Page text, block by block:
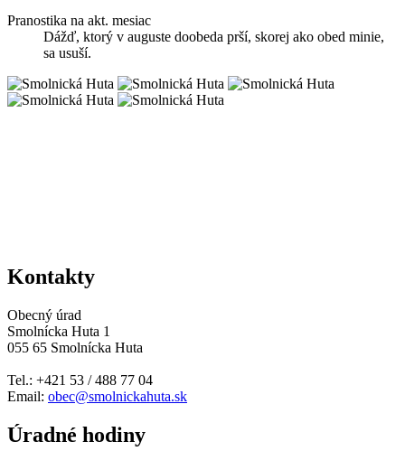
Pranostika na akt. mesiac
Dážď, ktorý v auguste doobeda prší, skorej ako obed minie,
sa usuší.
Kontakty
Obecný úrad
Smolnícka Huta 1
055 65 Smolnícka Huta
Tel.: +421 53 / 488 77 04
Email: obec@smolnickahuta.sk
Úradné hodiny